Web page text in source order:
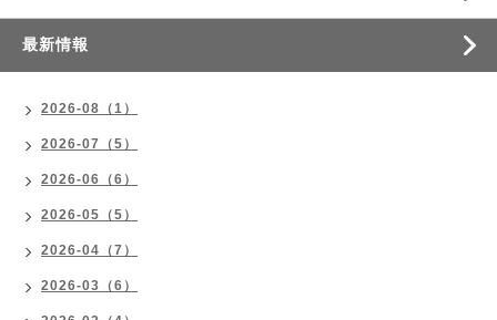
最新情報
2026-08（1）
2026-07（5）
2026-06（6）
2026-05（5）
2026-04（7）
2026-03（6）